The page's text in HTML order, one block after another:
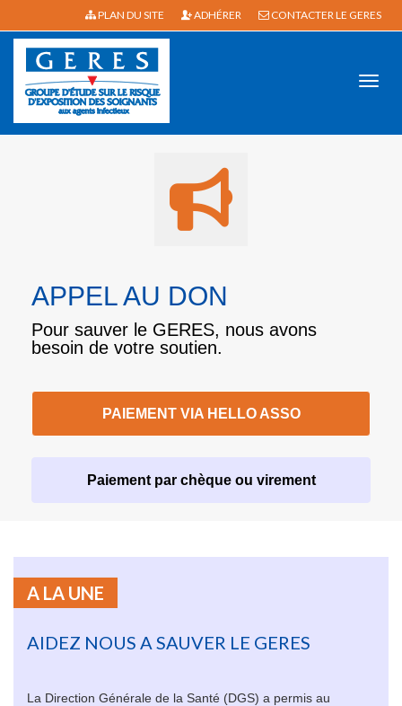
PLAN DU SITE ADHÉRER CONTACTER LE GERES
APPEL AU DON
Pour sauver le GERES, nous avons
besoin de votre soutien.
PAIEMENT VIA HELLO ASSO
Paiement par chèque ou virement
A LA UNE
AIDEZ NOUS A SAUVER LE GERES
La Direction Générale de la Santé (DGS) a permis au